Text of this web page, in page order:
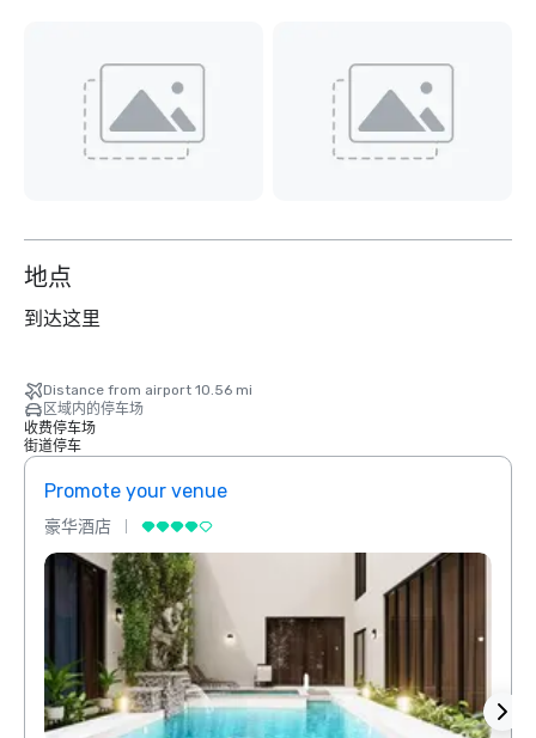
地点
到达这里
Distance from airport 10.56 mi
区域内的停车场
收费停车场
街道停车
Promote your venue
豪华酒店